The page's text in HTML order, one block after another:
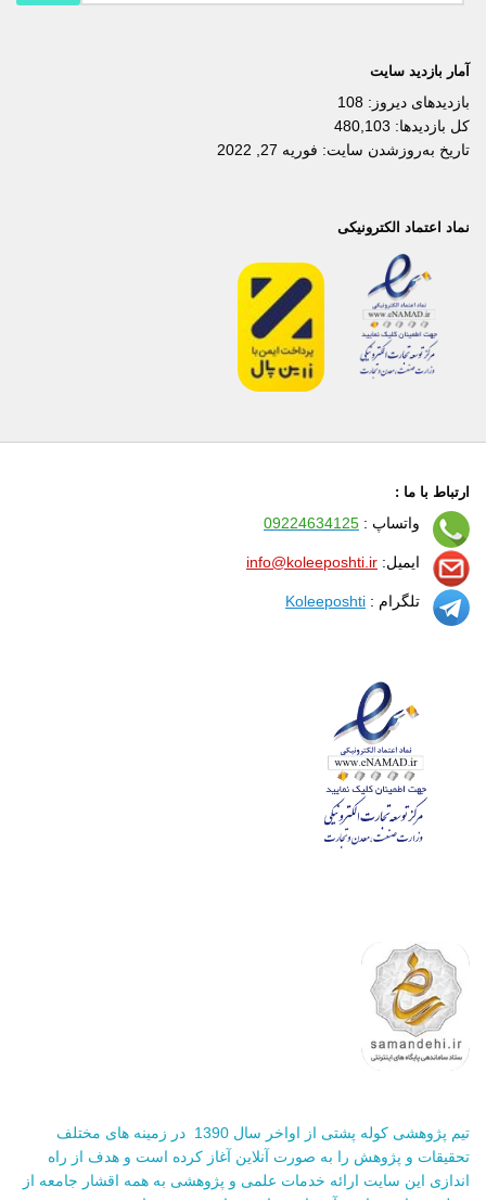
آمار بازدید سایت
بازدیدهای دیروز: 108
کل بازدیدها: 480,103
تاریخ به‌روزشدن سایت: فوریه 27, 2022
نماد اعتماد الکترونیکی
ارتباط با ما :
واتساپ : 09224634125
ایمیل: info@koleeposhti.ir
تلگرام : Koleeposhti
تیم پژوهشی کوله پشتی از اواخر سال 1390 در زمینه های مختلف
تحقیقات و پژوهش را به صورت آنلاین آغاز کرده است و هدف از راه
اندازی این سایت ارائه خدمات علمی و پژوهشی به همه اقشار جامعه از